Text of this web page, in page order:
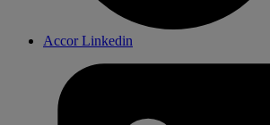
Accor Linkedin